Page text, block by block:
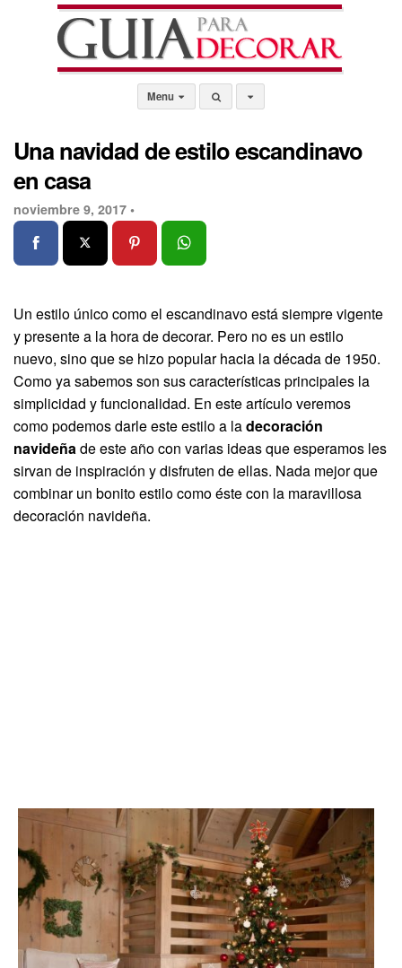
Menu
Una navidad de estilo escandinavo
en casa
noviembre 9, 2017 •
Un estilo único como el escandinavo está siempre vigente
y presente a la hora de decorar. Pero no es un estilo
nuevo, sino que se hizo popular hacia la década de 1950.
Como ya sabemos son sus características principales la
simplicidad y funcionalidad. En este artículo veremos
como podemos darle este estilo a ladecoración
navideñade este año con varias ideas que esperamos les
sirvan de inspiración y disfruten de ellas. Nada mejor que
combinar un bonito estilo como éste con la maravillosa
decoración navideña.